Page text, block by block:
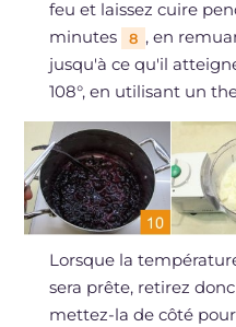
feu et laissez cuire
minutes
8 , en
jusqu'à ce qu'il
108°, en utilisant un
Lorsque la
sera prête, retirez
mettez-la de côté